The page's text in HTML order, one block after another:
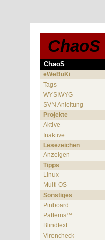
ChaoS
ChaoS
eWeBuKi
Tags
WYSIWYG
SVN Anleitung
Projekte
Aktive
Inaktive
Lesezeichen
Anzeigen
Tipps
Linux
Multi OS
Sonstiges
Pinboard
Patterns™
Blindtext
Virencheck